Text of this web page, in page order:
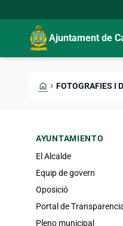
Ajuntament de
HOME CHEVRON_RIGHT FOTOGRAFIES I
AYUNTAMIENTO
El Alcalde
Equip de govern
Oposició
Portal de
Pleno municipal